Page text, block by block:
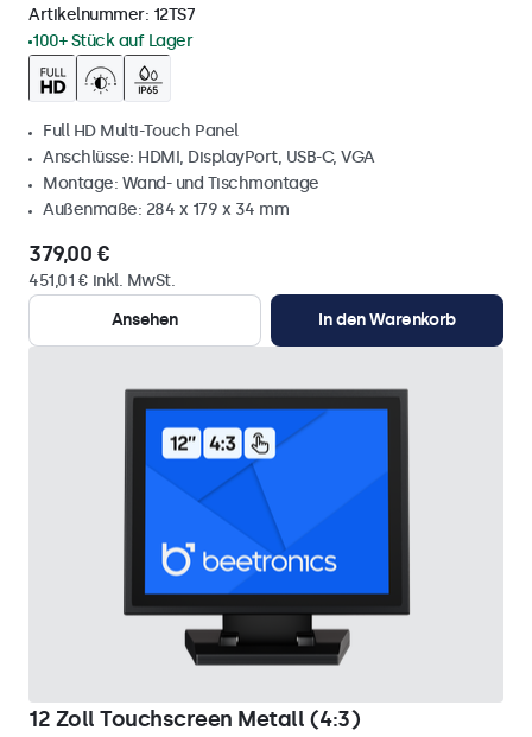
Artikelnummer: 12TS7
100+ Stück auf Lager
Full HD Multi-Touch Panel
Anschlüsse: HDMI, DisplayPort, USB-C, VGA
Montage: Wand- und Tischmontage
Außenmaße: 284 x 179 x 34 mm
379,00 €
451,01 € inkl. MwSt.
Ansehen
In den Warenkorb
12 Zoll Touchscreen Metall (4:3)